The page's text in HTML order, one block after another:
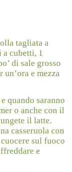
tagliata a
cubetti, 1
di sale grosso
un’ora e mezza
quando saranno
o anche con il
il latte.
casseruola con
sul fuoco
e